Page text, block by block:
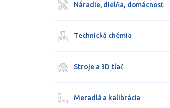
Náradie, dielňa, domácnosť
Technická chémia
Stroje a 3D tlač
Meradlá a kalibrácia